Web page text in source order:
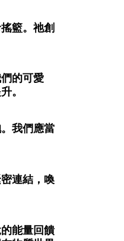
籃。祂創
的可愛
。
我們應當
連結，喚
能量回饋